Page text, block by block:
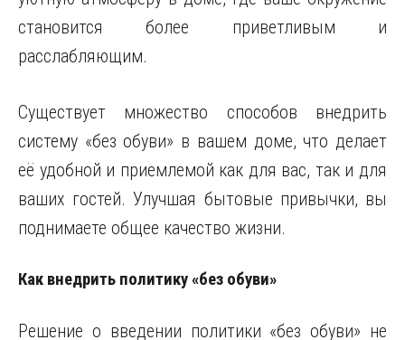
становится более приветливым и
расслабляющим.
Существует множество способов внедрить
систему «без обуви» в вашем доме, что делает
её удобной и приемлемой как для вас, так и для
ваших гостей. Улучшая бытовые привычки, вы
поднимаете общее качество жизни.
Как внедрить политику «без обуви»
Решение о введении политики «без обуви» не